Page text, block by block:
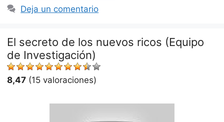
Deja un comentario
El secreto de los nuevos ricos (Equipo
de Investigación)
8,47 (15 valoraciones)